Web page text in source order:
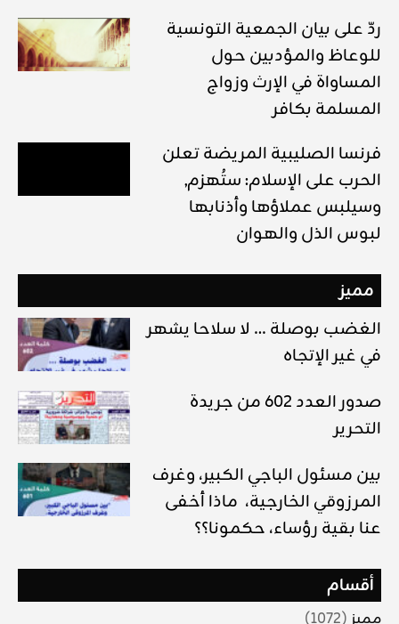
ردّ على بيان الجمعية التونسية
للوعاظ والمؤدبين حول
المساواة في الإرث وزواج
المسلمة بكافر
فرنسا الصليبية المريضة تعلن
الحرب على الإسلام: ستُهزم,
وسيلبس عملاؤها وأذنابها
لبوس الذل والهوان
مميز
الغضب بوصلة … لا سلاحا يشهر
في غير الإتجاه
صدور العدد 602 من جريدة
التحرير
بين مسئول الباجي الكبير، وغرف
المرزوقي الخارجية، ماذا أخفى
عنا بقية رؤساء، حكمونا؟؟
أقسام
مميز (1072)